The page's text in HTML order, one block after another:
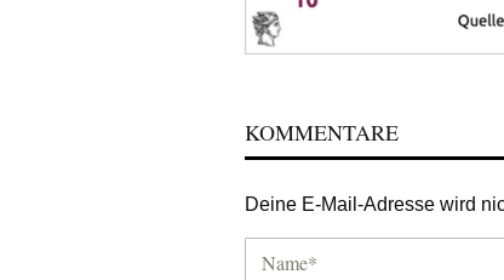
KOMMENTARE
Deine E-Mail-Adresse wird